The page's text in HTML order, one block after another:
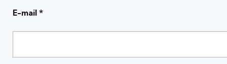
E-mail *